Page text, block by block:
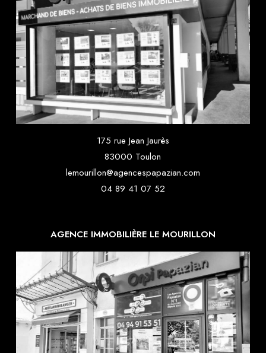
175 rue Jean Jaurès
83000 Toulon
lemourillon@agencespapazian.com
04 89 41 07 52
AGENCE IMMOBILIÈRE LE MOURILLON